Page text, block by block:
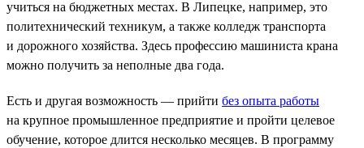
учиться на бюджетных местах. В Липецке, например, это
политехнический техникум, а также колледж транспорта
и дорожного хозяйства. Здесь профессию машиниста крана
можно получить за неполные два года.
Есть и другая возможность — прийти без опыта работы
на крупное промышленное предприятие и пройти целевое
обучение, которое длится несколько месяцев. В программу